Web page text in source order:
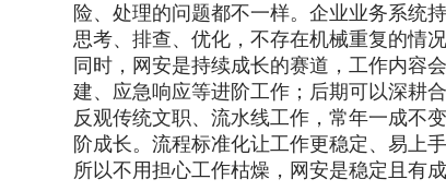
险、处理的问题都不一样。企业业务系统
思考、排查、优化，不存在机械重复的情况
同时，网安是持续成长的赛道，工作内容
建、应急响应等进阶工作；后期可以深耕
反观传统文职、流水线工作，常年一成不
阶成长。流程标准化让工作更稳定、易上
所以不用担心工作枯燥，网安是稳定且有